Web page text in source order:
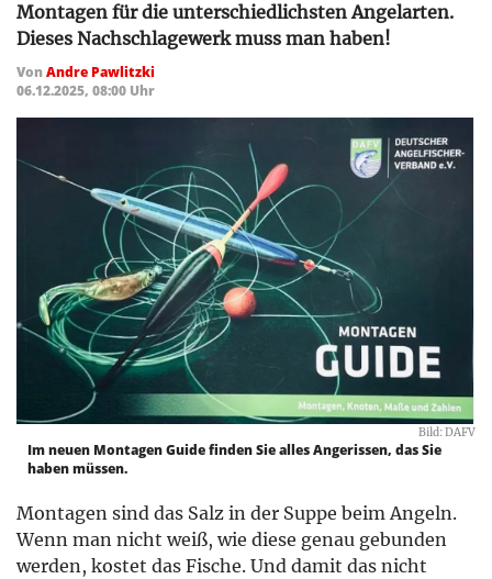
Montagen für die unterschiedlichsten Angelarten.
Dieses Nachschlagewerk muss man haben!
VonAndre Pawlitzki
06.12.2025, 08:00 Uhr
Bild: DAFV
Im neuen Montagen Guide finden Sie alles Angerissen, das Sie
haben müssen.
Montagen sind das Salz in der Suppe beim Angeln.
Wenn man nicht weiß, wie diese genau gebunden
werden, kostet das Fische. Und damit das nicht